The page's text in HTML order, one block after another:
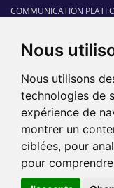
Nous
Nous utilisons
technologies de
expérience de
montrer un
ciblées, pour
pour
COMMUNICATION
RUBRIQUES
GUIDE SECTORIEL
JOBS
ÉVÉNEMENTS
©2026 TRAVEL360° |
DISCLAIMER|POLITIQUE